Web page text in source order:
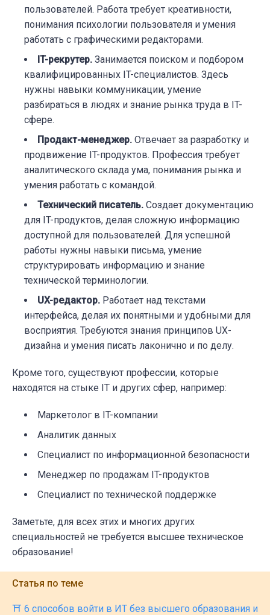
пользователей. Работа требует креативности,
понимания психологии пользователя и умения
работать с графическими редакторами.
IT-рекрутер. Занимается поиском и подбором
квалифицированных IT-специалистов. Здесь
нужны навыки коммуникации, умение
разбираться в людях и знание рынка труда в IT-
сфере.
Продакт-менеджер. Отвечает за разработку и
продвижение IT-продуктов. Профессия требует
аналитического склада ума, понимания рынка и
умения работать с командой.
Технический писатель. Создает документацию
для IT-продуктов, делая сложную информацию
доступной для пользователей. Для успешной
работы нужны навыки письма, умение
структурировать информацию и знание
технической терминологии.
UX-редактор. Работает над текстами
интерфейса, делая их понятными и удобными для
восприятия. Требуются знания принципов UX-
дизайна и умения писать лаконично и по делу.
Кроме того, существуют профессии, которые
находятся на стыке IT и других сфер, например:
Маркетолог в IT-компании
Аналитик данных
Специалист по информационной безопасности
Менеджер по продажам IT-продуктов
Специалист по технической поддержке
Заметьте, для всех этих и многих других
специальностей не требуется высшее техническое
образование!
Статья по теме
⛩️ 6 способов войти в ИТ без высшего образования и